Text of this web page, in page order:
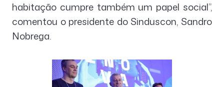
habitação cumpre também um papel social”,
comentou o presidente do Sinduscon, Sandro
Nobrega.